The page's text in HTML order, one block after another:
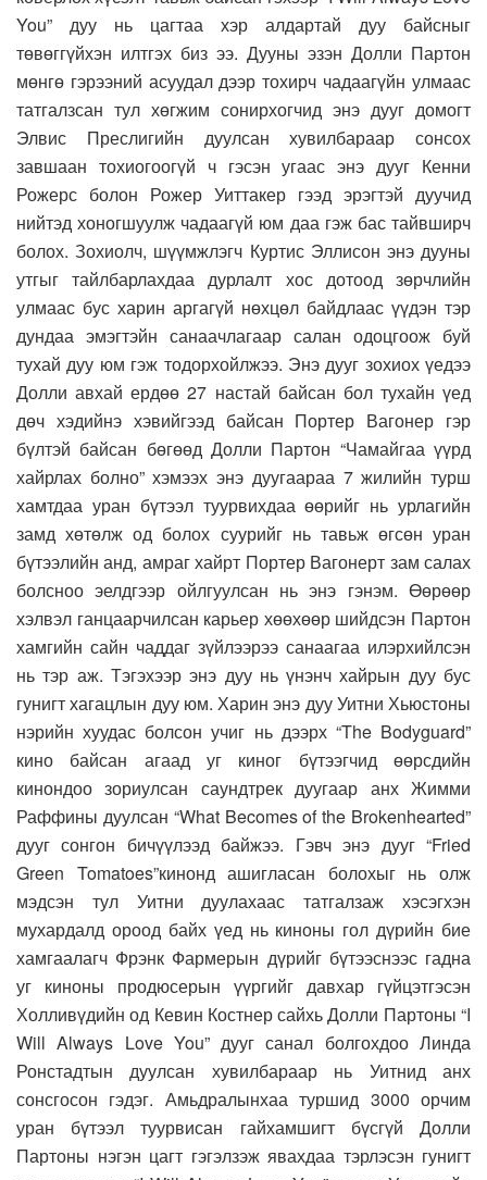
You” дуу нь цагтаа хэр алдартай дуу байсныг
төвөггүйхэн илтгэх биз ээ. Дууны эзэн Долли Партон
мөнгө гэрээний асуудал дээр тохирч чадаагүйн улмаас
татгалзсан тул хөгжим сонирхогчид энэ дууг домогт
Элвис Преслигийн дуулсан хувилбараар сонсох
завшаан тохиогоогүй ч гэсэн угаас энэ дууг Кенни
Рожерс болон Рожер Уиттакер гээд эрэгтэй дуучид
нийтэд хоногшуулж чадаагүй юм даа гэж бас тайвширч
болох. Зохиолч, шүүмжлэгч Куртис Эллисон энэ дууны
утгыг тайлбарлахдаа дурлалт хос дотоод зөрчлийн
улмаас бус харин аргагүй нөхцөл байдлаас үүдэн тэр
дундаа эмэгтэйн санаачлагаар салан одоцгоож буй
тухай дуу юм гэж тодорхойлжээ. Энэ дууг зохиох үедээ
Долли авхай ердөө 27 настай байсан бол тухайн үед
дөч хэдийнэ хэвийгээд байсан Портер Вагонер гэр
бүлтэй байсан бөгөөд Долли Партон “Чамайгаа үүрд
хайрлах болно” хэмээх энэ дуугаараа 7 жилийн турш
хамтдаа уран бүтээл туурвихдаа өөрийг нь урлагийн
замд хөтөлж од болох суурийг нь тавьж өгсөн уран
бүтээлийн анд, амраг хайрт Портер Вагонерт зам салах
болсноо эелдгээр ойлгуулсан нь энэ гэнэм. Өөрөөр
хэлвэл ганцаарчилсан карьер хөөхөөр шийдсэн Партон
хамгийн сайн чаддаг зүйлээрээ санаагаа илэрхийлсэн
нь тэр аж. Тэгэхээр энэ дуу нь үнэнч хайрын дуу бус
гунигт хагацлын дуу юм. Харин энэ дуу Уитни Хьюстоны
нэрийн хуудас болсон учиг нь дээрх “The Bodyguard”
кино байсан агаад уг киног бүтээгчид өөрсдийн
кинондоо зориулсан саундтрек дуугаар анх Жимми
Раффины дуулсан “What Becomes of the Brokenhearted”
дууг сонгон бичүүлээд байжээ. Гэвч энэ дууг “Fried
Green Tomatoes”кинонд ашигласан болохыг нь олж
мэдсэн тул Уитни дуулахаас татгалзаж хэсэгхэн
мухардалд ороод байх үед нь киноны гол дүрийн бие
хамгаалагч Фрэнк Фармерын дүрийг бүтээснээс гадна
уг киноны продюсерын үүргийг давхар гүйцэтгэсэн
Холливүдийн од Кевин Костнер сайхь Долли Партоны “I
Will Always Love You” дууг санал болгохдоо Линда
Ронстадтын дуулсан хувилбараар нь Уитнид анх
сонсгосон гэдэг. Амьдралынхаа туршид 3000 орчим
уран бүтээл туурвисан гайхамшигт бүсгүй Долли
Партоны нэгэн цагт гэгэлзэж явахдаа тэрлэсэн гунигт